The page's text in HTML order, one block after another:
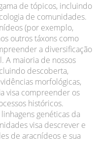
de tópicos, incluindo
de comunidades.
(por exemplo,
outros táxons como
a diversificação
A maioria de nossos
descoberta,
morfológicas,
visa compreender os
históricos.
genéticas da
visa descrever e
de aracnídeos e sua